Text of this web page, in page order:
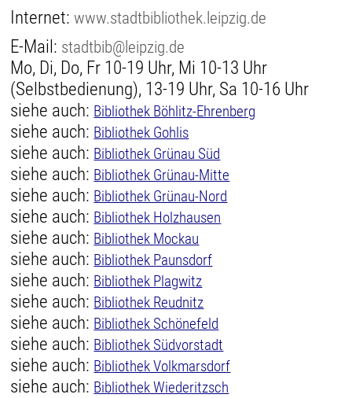
Internet:www.stadtbibliothek.leipzig.de
E-Mail: stadtbib@leipzig.de
Mo, Di, Do, Fr 10-19 Uhr, Mi 10-13 Uhr
(Selbstbedienung), 13-19 Uhr, Sa 10-16 Uhr
siehe auch: Bibliothek Böhlitz-Ehrenberg
siehe auch: Bibliothek Gohlis
siehe auch: Bibliothek Grünau Süd
siehe auch: Bibliothek Grünau-Mitte
siehe auch: Bibliothek Grünau-Nord
siehe auch: Bibliothek Holzhausen
siehe auch: Bibliothek Mockau
siehe auch: Bibliothek Paunsdorf
siehe auch: Bibliothek Plagwitz
siehe auch: Bibliothek Reudnitz
siehe auch: Bibliothek Schönefeld
siehe auch: Bibliothek Südvorstadt
siehe auch: Bibliothek Volkmarsdorf
siehe auch: Bibliothek Wiederitzsch